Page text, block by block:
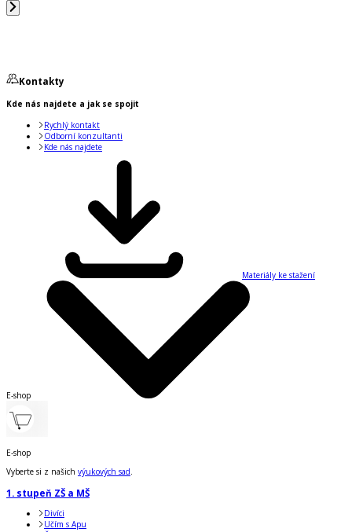
Kontakty
Kde nás najdete a jak se spojit
Rychlý kontakt
Odborní konzultanti
Kde nás najdete
Materiály ke stažení
E-shop
E-shop
Vyberte si z našich výukových sad.
1. stupeň ZŠ a MŠ
Divíci
Učím s Apu